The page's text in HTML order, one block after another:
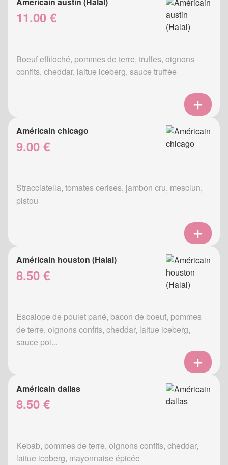
11.00 €
Boeuf effiloché, pommes de terre, truffes, oignons
confits, cheddar, laitue iceberg, sauce truffée
Américain chicago
9.00 €
Stracciatella, tomates cerises, jambon cru, mesclun,
pistou
Américain houston (Halal)
8.50 €
Escalope de poulet pané, bacon de boeuf, pommes
de terre, oignons confits, cheddar, laitue iceberg,
sauce poi...
Américain dallas
8.50 €
Kebab, pommes de terre, oignons confits, cheddar,
laitue iceberg, mayonnaise épicée